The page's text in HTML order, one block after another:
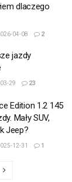
dlaczego
04-08 2
jazdy
29 23
Edition 1.2 145
Mały SUV,
Jeep?
12-31 1